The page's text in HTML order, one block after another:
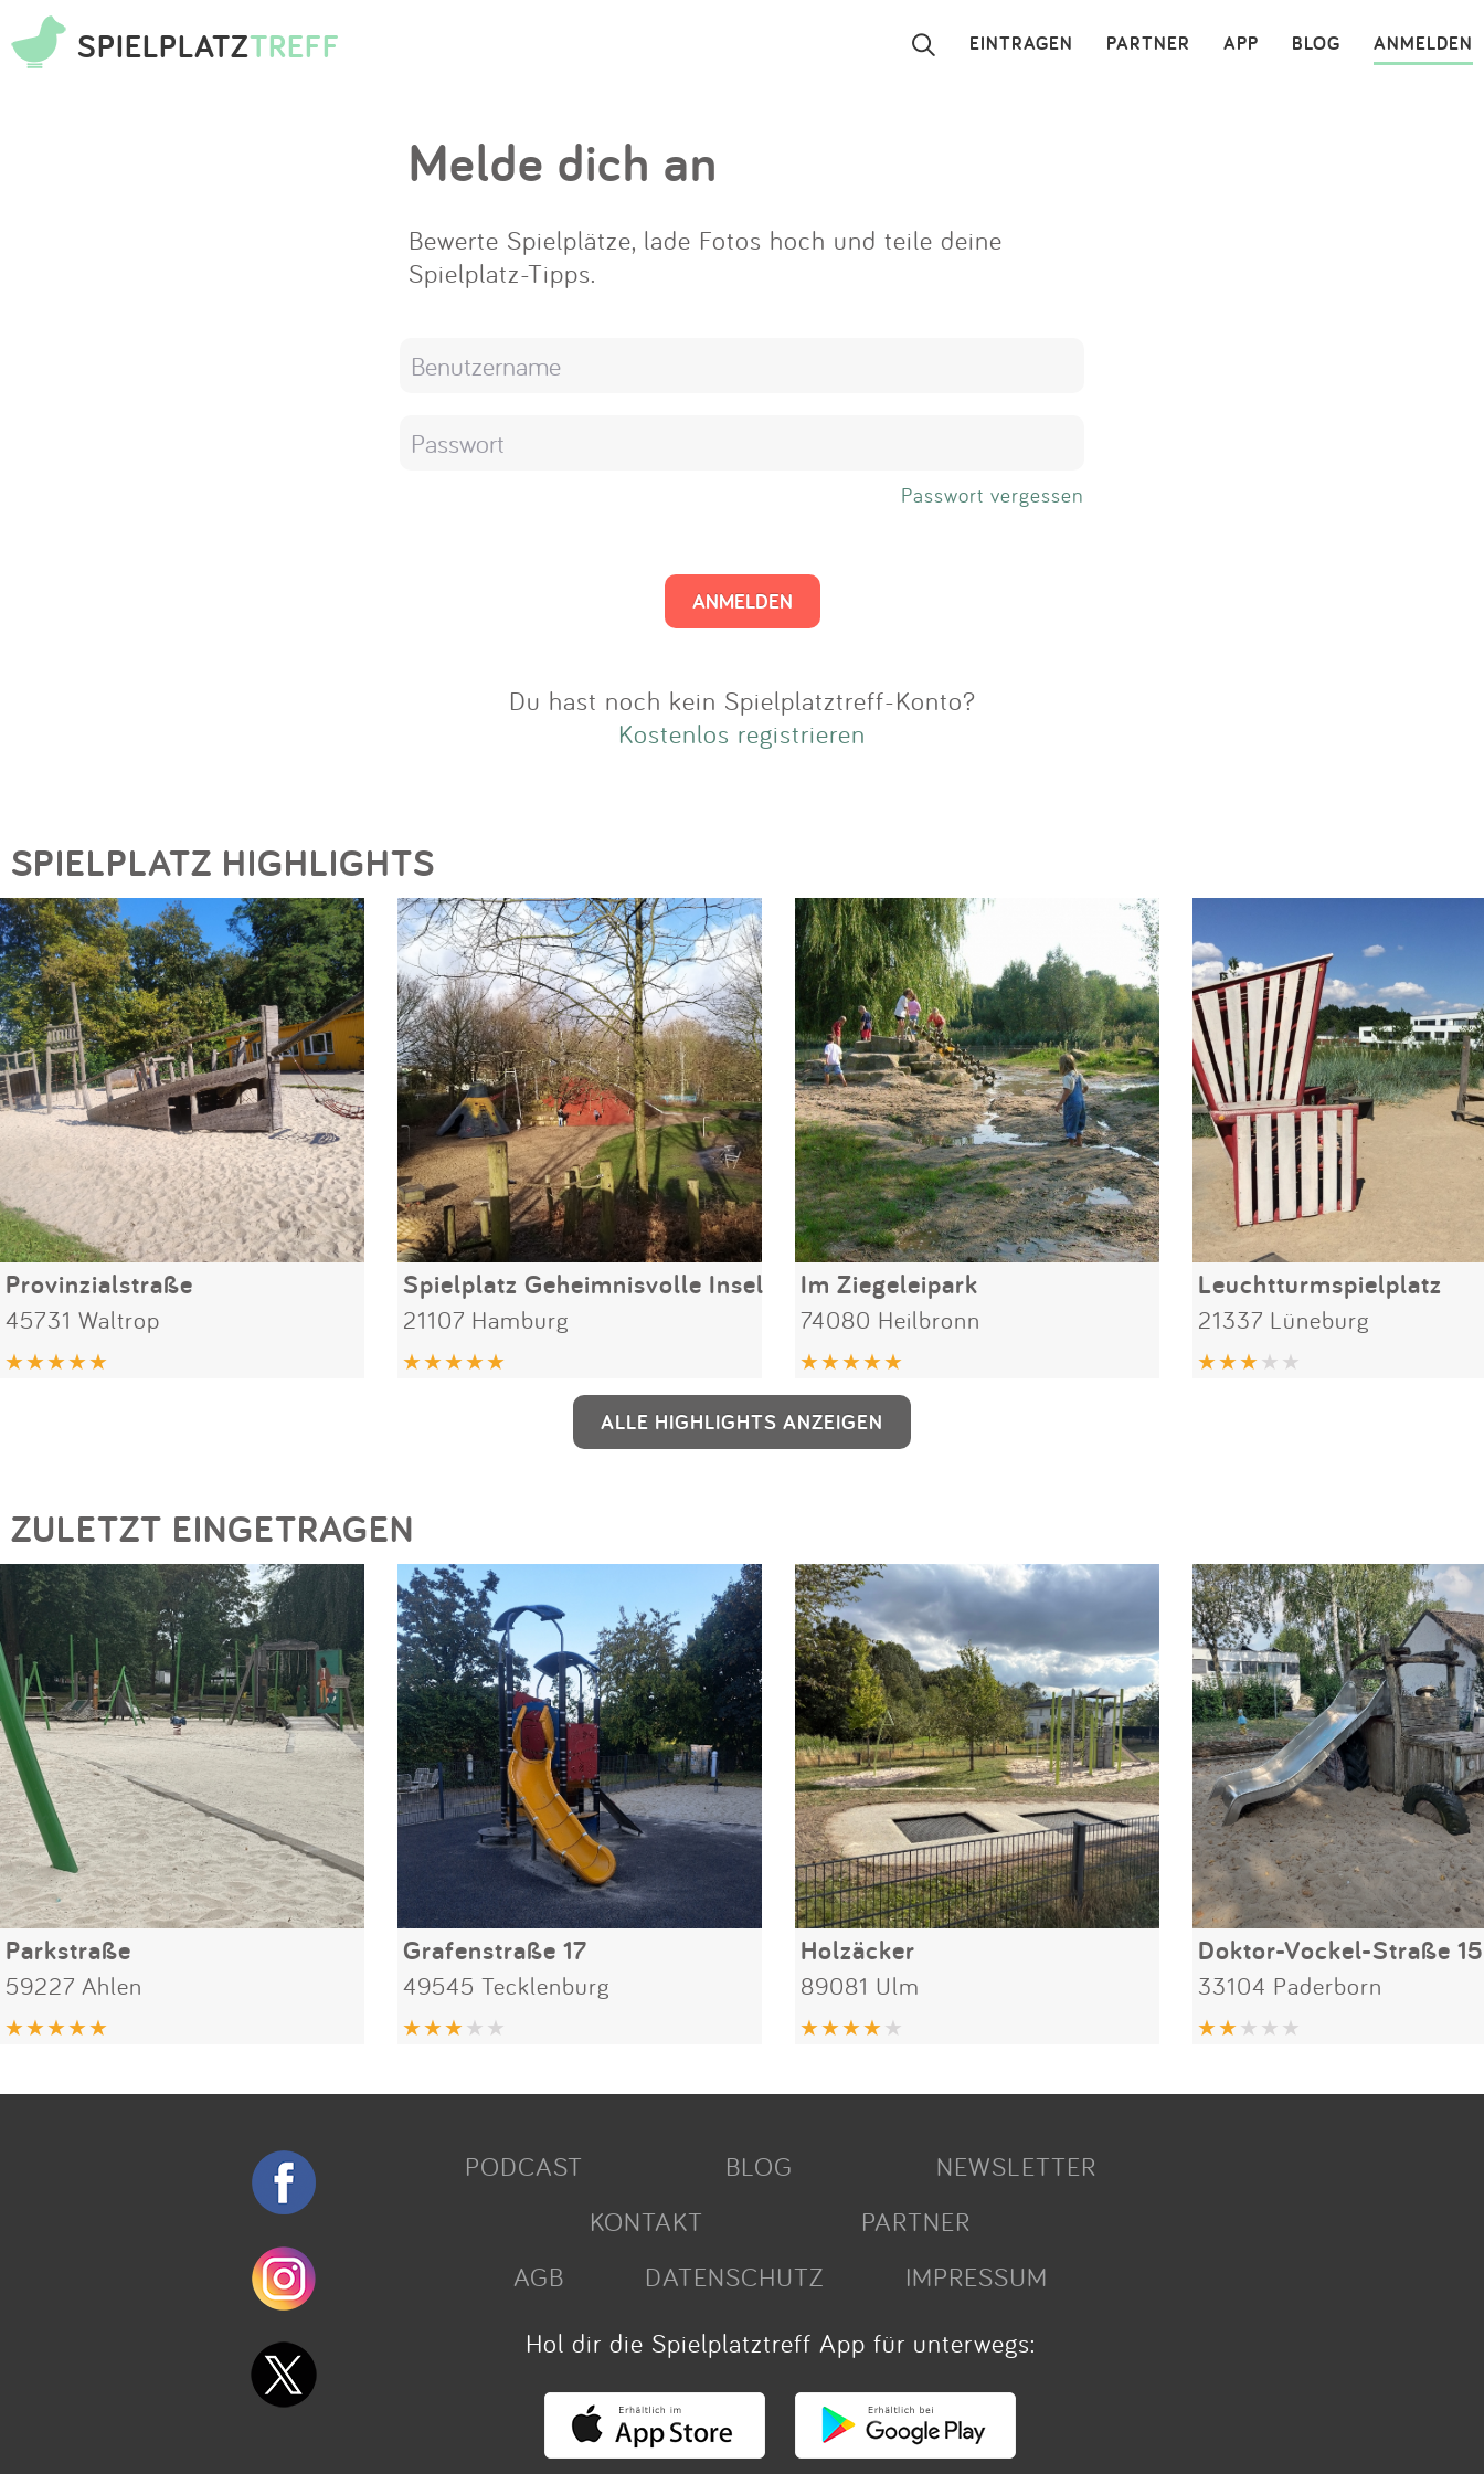
SPIELPLATZTREFF ANMELDEN
BLOG
APP
PARTNER
EINTRAGEN ×
App
Anmelden
Melde dich an
Bewerte Spielplätze, lade Fotos hoch und teile deine
Spielplatz-Tipps.
Passwort vergessen
Du hast noch kein Spielplatztreff-Konto?
Kostenlos registrieren
SPIELPLATZ HIGHLIGHTS
Provinzialstraße
45731 Waltrop
Spielplatz Geheimnisvolle Insel
21107 Hamburg
Im Ziegeleipark
74080 Heilbronn
Leuchtturmspielplatz
21337 Lüneburg
ALLE HIGHLIGHTS ANZEIGEN
ZULETZT EINGETRAGEN
Parkstraße
59227 Ahlen
Grafenstraße 17
49545 Tecklenburg
Holzäcker
89081 Ulm
Doktor-Vockel-Straße 15
33104 Paderborn
PODCAST BLOG
NEWSLETTER
KONTAKT
PARTNER
AGB
DATENSCHUTZ
IMPRESSUM
Hol dir die Spielplatztreff App für unterwegs: